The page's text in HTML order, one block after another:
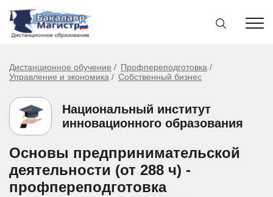
Дистанционное обучение
Профпереподготовка
Управление и экономика
Собственный бизнес
Национальный институт
инновационного образования
Основы предпринимательской
деятельности (от 288 ч) -
профпереподготовка